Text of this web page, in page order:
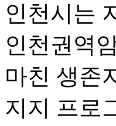
인천시는
인천권역
마친 생존
지지 프로